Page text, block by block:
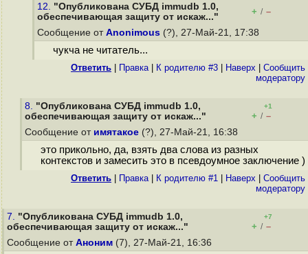
12. "Опубликована СУБД immudb 1.0,
обеспечивающая защиту от искаж..."
+ / –
Сообщение от Anonimous (?), 27-Май-21, 17:38
чукча не читатель...
Ответить Правка| К родителю #3 Наверх
Cообщить
модератору
8. "Опубликована СУБД immudb 1.0,
обеспечивающая защиту от искаж..."
+1
+ / –
Сообщение от имятакое (?), 27-Май-21, 16:38
это прикольно, да, взять два слова из разных
контекстов и замесить это в псевдоумное заключение )
Ответить Правка| К родителю #1 Наверх
Cообщить
модератору
7. "Опубликована СУБД immudb 1.0,
обеспечивающая защиту от искаж..."
+7
+ / –
Сообщение от Аноним (7), 27-Май-21, 16:36